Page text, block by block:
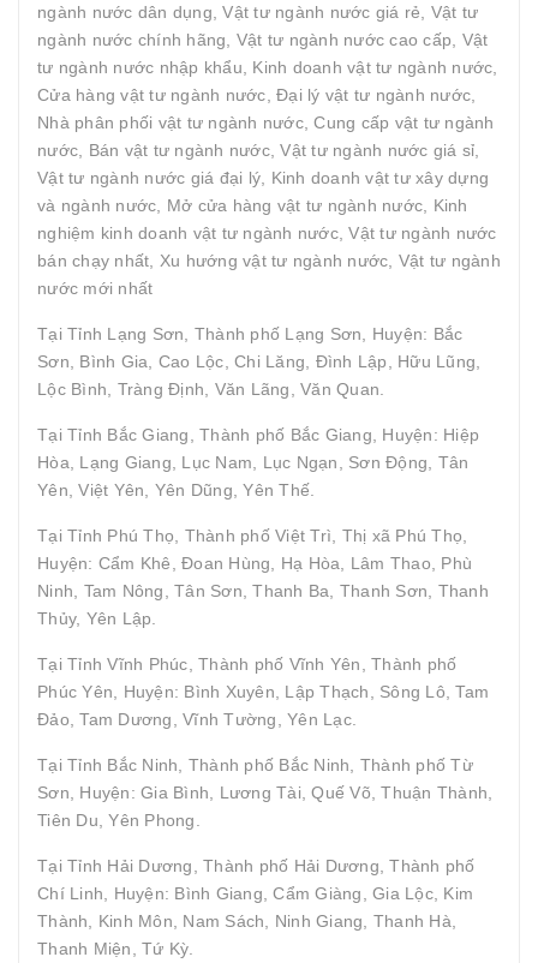
ngành nước dân dụng, Vật tư ngành nước giá rẻ, Vật tư
ngành nước chính hãng, Vật tư ngành nước cao cấp, Vật
tư ngành nước nhập khẩu, Kinh doanh vật tư ngành nước,
Cửa hàng vật tư ngành nước, Đại lý vật tư ngành nước,
Nhà phân phối vật tư ngành nước, Cung cấp vật tư ngành
nước, Bán vật tư ngành nước, Vật tư ngành nước giá sỉ,
Vật tư ngành nước giá đại lý, Kinh doanh vật tư xây dựng
và ngành nước, Mở cửa hàng vật tư ngành nước, Kinh
nghiệm kinh doanh vật tư ngành nước, Vật tư ngành nước
bán chạy nhất, Xu hướng vật tư ngành nước, Vật tư ngành
nước mới nhất
Tại Tỉnh Lạng Sơn, Thành phố Lạng Sơn, Huyện: Bắc
Sơn, Bình Gia, Cao Lộc, Chi Lăng, Đình Lập, Hữu Lũng,
Lộc Bình, Tràng Định, Văn Lãng, Văn Quan.
Tại Tỉnh Bắc Giang, Thành phố Bắc Giang, Huyện: Hiệp
Hòa, Lạng Giang, Lục Nam, Lục Ngạn, Sơn Động, Tân
Yên, Việt Yên, Yên Dũng, Yên Thế.
Tại Tỉnh Phú Thọ, Thành phố Việt Trì, Thị xã Phú Thọ,
Huyện: Cẩm Khê, Đoan Hùng, Hạ Hòa, Lâm Thao, Phù
Ninh, Tam Nông, Tân Sơn, Thanh Ba, Thanh Sơn, Thanh
Thủy, Yên Lập.
Tại Tỉnh Vĩnh Phúc, Thành phố Vĩnh Yên, Thành phố
Phúc Yên, Huyện: Bình Xuyên, Lập Thạch, Sông Lô, Tam
Đảo, Tam Dương, Vĩnh Tường, Yên Lạc.
Tại Tỉnh Bắc Ninh, Thành phố Bắc Ninh, Thành phố Từ
Sơn, Huyện: Gia Bình, Lương Tài, Quế Võ, Thuận Thành,
Tiên Du, Yên Phong.
Tại Tỉnh Hải Dương, Thành phố Hải Dương, Thành phố
Chí Linh, Huyện: Bình Giang, Cẩm Giàng, Gia Lộc, Kim
Thành, Kinh Môn, Nam Sách, Ninh Giang, Thanh Hà,
Thanh Miện, Tứ Kỳ.